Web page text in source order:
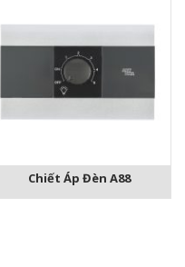
Chiết Áp Đèn A88